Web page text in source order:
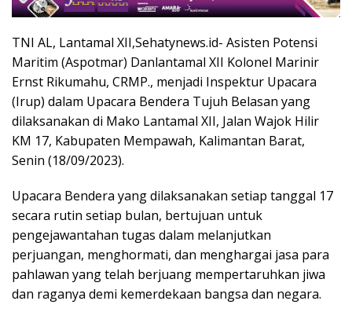
TNI AL, Lantamal XII,Sehatynews.id- Asisten Potensi
Maritim (Aspotmar) Danlantamal XII Kolonel Marinir
Ernst Rikumahu, CRMP., menjadi Inspektur Upacara
(Irup) dalam Upacara Bendera Tujuh Belasan yang
dilaksanakan di Mako Lantamal XII, Jalan Wajok Hilir
KM 17, Kabupaten Mempawah, Kalimantan Barat,
Senin (18/09/2023).
Upacara Bendera yang dilaksanakan setiap tanggal 17
secara rutin setiap bulan, bertujuan untuk
pengejawantahan tugas dalam melanjutkan
perjuangan, menghormati, dan menghargai jasa para
pahlawan yang telah berjuang mempertaruhkan jiwa
dan raganya demi kemerdekaan bangsa dan negara.